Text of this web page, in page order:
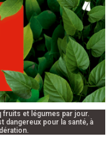
fruits et légumes par jour.
dangereux pour la santé, à